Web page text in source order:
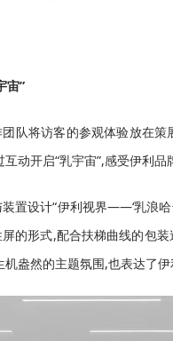
宙”
队将访客的参观体验放在
动开启“乳宇宙”,感受伊利品
置设计“伊利视界——‘乳浪哈
的形式,配合扶梯曲线的包
盎然的主题氛围,也表达了伊